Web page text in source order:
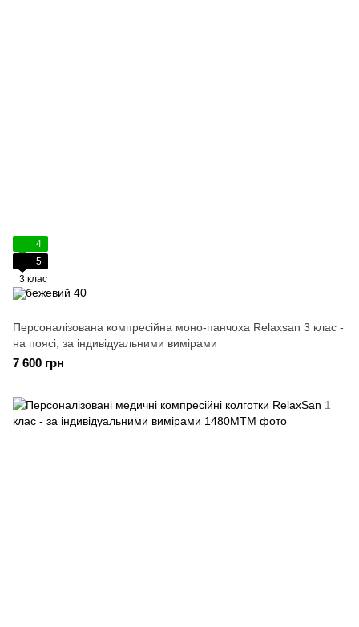
4
5
3 клас
Персоналізована компресійна моно-панчоха Relaxsan 3 клас -
на поясі, за індивідуальними вимірами
7 600 грн